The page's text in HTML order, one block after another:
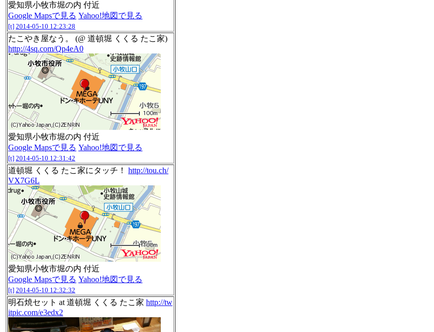
愛知県小牧市堀の内 付近
Google Mapsで見る Yahoo!地図で見る
[t] 2014-05-10 12:23:28
たこやき屋なう。 (@ 道頓堀 くくる たこ家)
http://4sq.com/Qp4eA0
愛知県小牧市堀の内 付近
Google Mapsで見る Yahoo!地図で見る
[t] 2014-05-10 12:31:42
道頓堀 くくる たこ家にタッチ！ http://tou.ch/
VX7G6L
愛知県小牧市堀の内 付近
Google Mapsで見る Yahoo!地図で見る
[t] 2014-05-10 12:32:32
明石焼セット at 道頓堀 くくる たこ家 http://tw
itpic.com/e3edx2